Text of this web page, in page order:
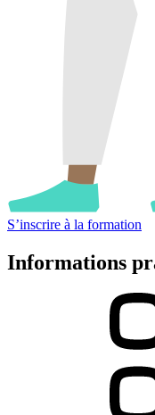
S’inscrire à la formation
Informations